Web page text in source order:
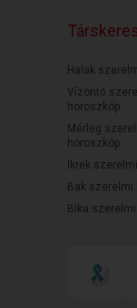
Halak
Vízöntő
horoszkóp
Mérleg
horoszkóp
Ikrek
Bak szerelmi
Bika